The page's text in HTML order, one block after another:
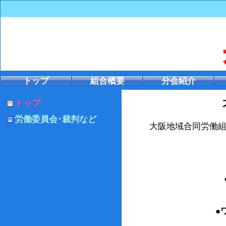
トップ 組合概要 分会紹介
トップ
労働委員会･裁判など
大阪地域合同労働
●